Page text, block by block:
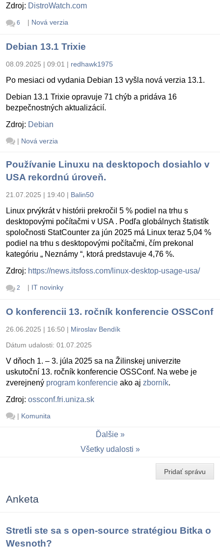
Zdroj: DistroWatch.com
6 | Nová verzia
Debian 13.1 Trixie
08.09.2025 | 09:01 | redhawk1975
Po mesiaci od vydania Debian 13 vyšla nová verzia 13.1.
Debian 13.1 Trixie opravuje 71 chýb a pridáva 16
bezpečnostných aktualizácií.
Zdroj: Debian
| Nová verzia
Používanie Linuxu na desktopoch dosiahlo v
USA rekordnú úroveň.
21.07.2025 | 19:40 | Balin50
Linux prvýkrát v histórii prekročil 5 % podiel na trhu s
desktopovými počítačmi v USA . Podľa globálnych štatistík
spoločnosti StatCounter za jún 2025 má Linux teraz 5,04 %
podiel na trhu s desktopovými počítačmi, čím prekonal
kategóriu „ Neznámy “, ktorá predstavuje 4,76 %.
Zdroj: https://news.itsfoss.com/linux-desktop-usage-usa/
2 | IT novinky
O konferencii 13. ročník konferencie OSSConf
26.06.2025 | 16:50 | Miroslav Bendík
Dátum udalosti: 01.07.2025
V dňoch 1. – 3. júla 2025 sa na Žilinskej univerzite
uskutoční 13. ročník konferencie OSSConf. Na webe je
zverejnený program konferencie ako aj zborník.
Zdroj: ossconf.fri.uniza.sk
| Komunita
Ďalšie
Všetky udalosti
Pridať správu
Anketa
Stretli ste sa s open-source stratégiou Bitka o
Wesnoth?